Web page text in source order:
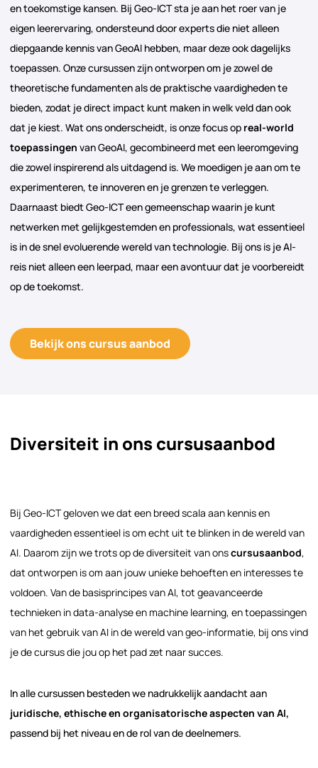
en toekomstige kansen. Bij Geo-ICT sta je aan het roer van je
eigen leerervaring, ondersteund door experts die niet alleen
diepgaande kennis van GeoAI hebben, maar deze ook dagelijks
toepassen. Onze cursussen zijn ontworpen om je zowel de
theoretische fundamenten als de praktische vaardigheden te
bieden, zodat je direct impact kunt maken in welk veld dan ook
dat je kiest. Wat ons onderscheidt, is onze focus op real-world
toepassingen van GeoAI, gecombineerd met een leeromgeving
die zowel inspirerend als uitdagend is. We moedigen je aan om te
experimenteren, te innoveren en je grenzen te verleggen.
Daarnaast biedt Geo-ICT een gemeenschap waarin je kunt
netwerken met gelijkgestemden en professionals, wat essentieel
is in de snel evoluerende wereld van technologie. Bij ons is je AI-
reis niet alleen een leerpad, maar een avontuur dat je voorbereidt
op de toekomst.
Bekijk ons cursus aanbod
Diversiteit in ons cursusaanbod
Bij Geo-ICT geloven we dat een breed scala aan kennis en
vaardigheden essentieel is om echt uit te blinken in de wereld van
AI. Daarom zijn we trots op de diversiteit van onscursusaanbod,
dat ontworpen is om aan jouw unieke behoeften en interesses te
voldoen. Van de basisprincipes van AI, tot geavanceerde
technieken in data-analyse en machine learning, en toepassingen
van het gebruik van AI in de wereld van geo-informatie, bij ons vind
je de cursus die jou op het pad zet naar succes.
In alle cursussen besteden we nadrukkelijk aandacht aan
juridische, ethische en organisatorische aspecten van AI,
passend bij het niveau en de rol van de deelnemers.